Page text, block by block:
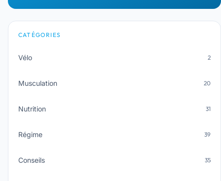
CATÉGORIES
Vélo 2
Musculation 20
Nutrition 31
Régime 39
Conseils 35